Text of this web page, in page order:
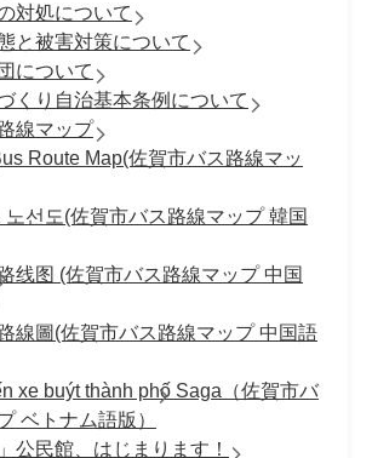
対処について
と被害対策について
について
くり自治基本条例について
線マップ
Route Map(佐賀市バス路線マッ
노선도(佐賀市バス路線マップ 韓国
线图 (佐賀市バス路線マップ 中国
線圖(佐賀市バス路線マップ 中国語
xe buýt thành phố Saga（佐賀市バ
ベトナム語版）
公民館、はじまります！